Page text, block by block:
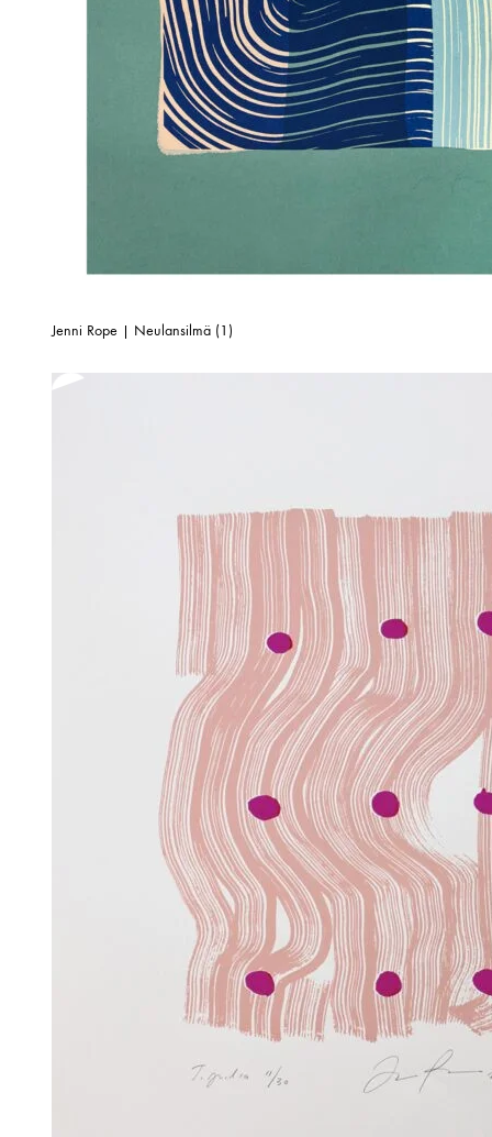
Jenni Rope | Neulansilmä (1)